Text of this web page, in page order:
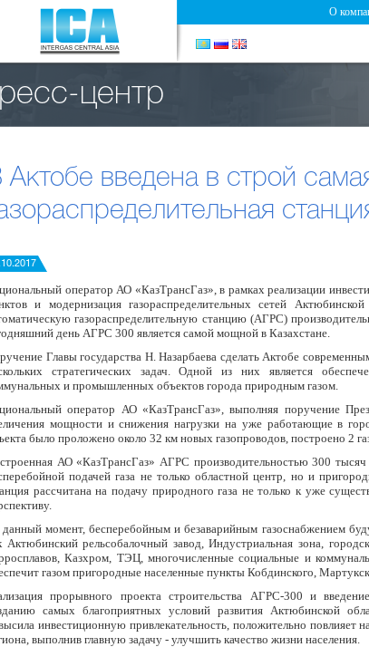
О
центр
Актобе введена в строй
оператор АО «КазТрансГаз», в рамках реализации
и модернизация газораспределительных сетей
газораспределительную станцию (АГРС)
день АГРС 300 является самой мощной в Казахстане.
Главы государства Н. Назарбаева сделать Актобе
стратегических задач. Одной из них является
и промышленных объектов города природным газом.
оператор АО «КазТрансГаз», выполняя поручение
мощности и снижения нагрузки на уже работающие в
было проложено около 32 км новых газопроводов, построено 2
АО «КазТрансГаз» АГРС производительностью 300 тысяч
подачей газа не только областной центр, но и
рассчитана на подачу природного газа не только к уже
момент, бесперебойным и безаварийным газоснабжением
Актюбинский рельсобалочный завод, Индустриальная зона,
Казхром, ТЭЦ, многочисленные социальные и
газом пригородные населенные пункты Кобдинского,
прорывного проекта строительства АГРС-300 и
самых благоприятных условий развития Актюбинской
инвестиционную привлекательность, положительно повлияет
выполнив главную задачу - улучшить качество жизни населения.